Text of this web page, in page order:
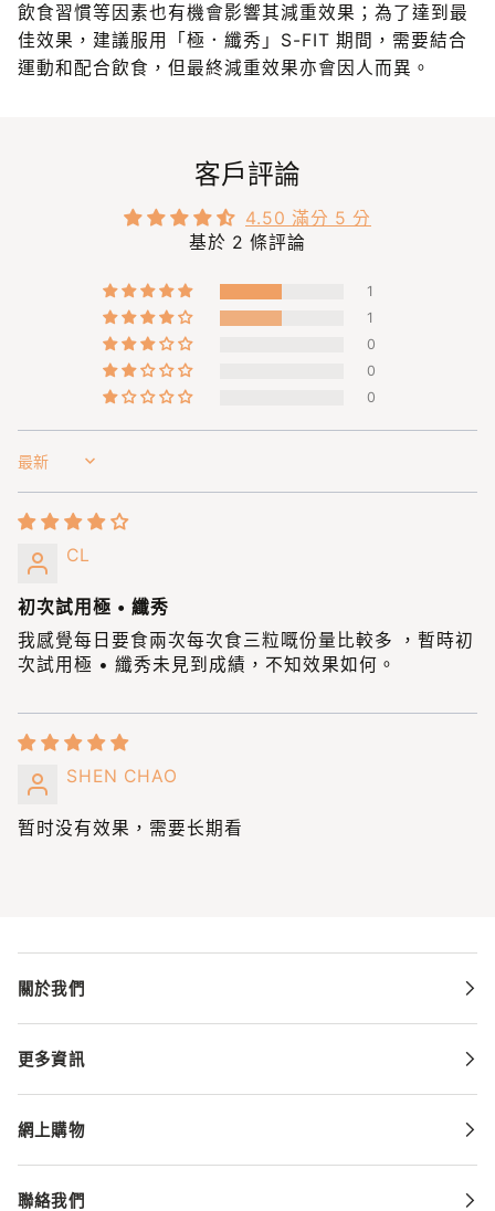
飲食習慣等因素也有機會影響其減重效果；為了達到最
佳效果，建議服用「極．纖秀」S-FIT 期間，需要結合
運動和配合飲食，但最終減重效果亦會因人而異。​​​
客戶評論
4.50 滿分 5 分
基於 2 條評論
1
1
0
0
0
Sort by
CL
初次試用極 • 纖秀
我感覺每日要食兩次每次食三粒嘅份量比較多 ，暫時初
次試用極 • 纖秀未見到成績，不知效果如何。
SHEN CHAO
暂时没有效果，需要长期看
關於我們
更多資訊
網上購物
聯絡我們